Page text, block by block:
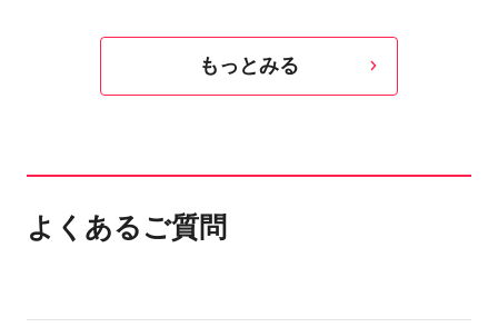
もっとみる
よくあるご質問